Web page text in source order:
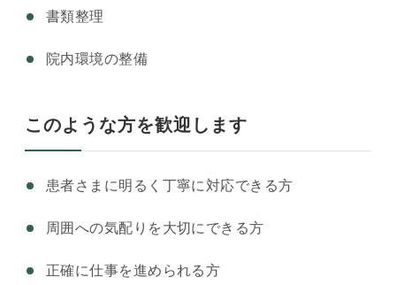
書類整理
院内環境の整備
このような方を歓迎します
患者さまに明るく丁寧に対応できる方
周囲への気配りを大切にできる方
正確に仕事を進められる方